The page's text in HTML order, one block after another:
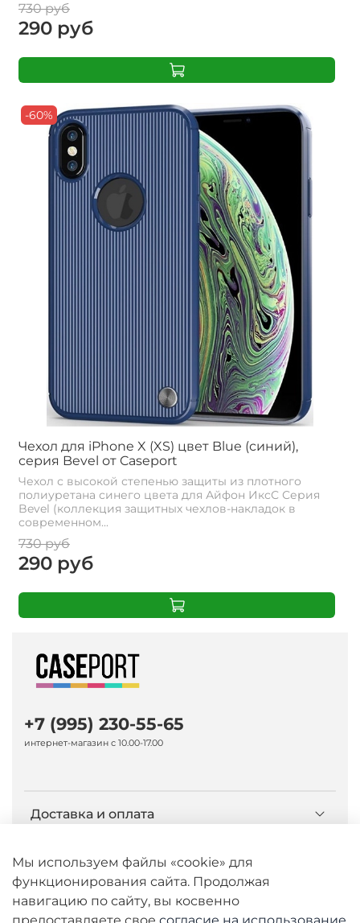
730 руб
290 руб
-60%
Чехол для iPhone X (XS) цвет Blue (синий),
серия Bevel от Caseport
Чехол с высокой степенью защиты из плотного
полиуретана синего цвета для Айфон ИксС Серия
Bevel (коллекция защитных чехлов-накладок в
современном...
730 руб
290 руб
Доставка и оплата
О компании Caseport
Бренд Nillkin
+7 (995) 230-55-65
интернет-магазин с 10.00-17.00
Мы используем файлы «cookie» для
функционирования сайта. Продолжая
навигацию по сайту, вы косвенно